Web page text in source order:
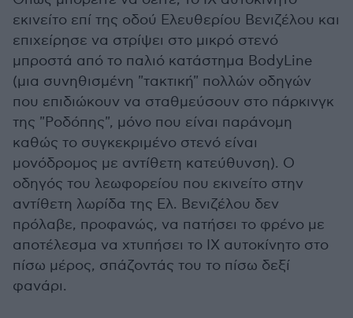
εκινείτο επί της οδού Ελευθερίου Βενιζέλου και
επιχείρησε να στρίψει στο μικρό στενό
μπροστά από το παλιό κατάστημα BodyLine
(μια συνηθισμένη "τακτική" πολλών οδηγών
που επιδιώκουν να σταθμεύσουν στο πάρκινγκ
της "Ροδόπης", μόνο που είναι παράνομη
καθώς το συγκεκριμένο στενό είναι
μονόδρομος με αντίθετη κατεύθυνση). Ο
οδηγός του λεωφορείου που εκινείτο στην
αντίθετη λωρίδα της Ελ. Βενιζέλου δεν
πρόλαβε, προφανώς, να πατήσει το φρένο με
αποτέλεσμα να χτυπήσει το ΙΧ αυτοκίνητο στο
πίσω μέρος, σπάζοντάς του το πίσω δεξί
φανάρι.